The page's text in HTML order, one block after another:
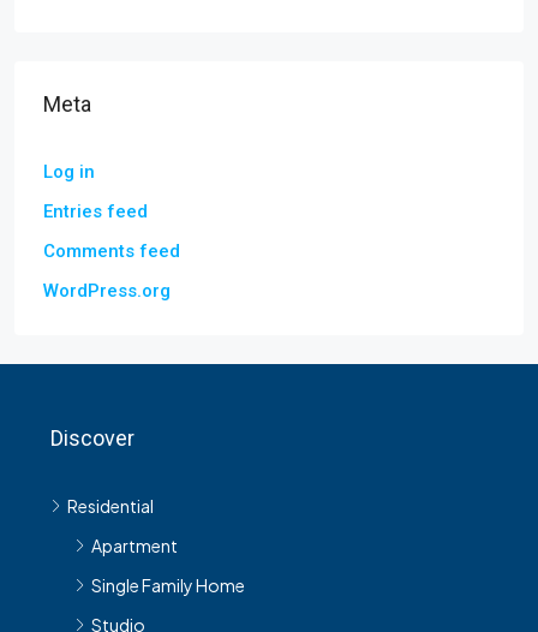
Meta
Log in
Entries feed
Comments feed
WordPress.org
Discover
Residential
Apartment
Single Family Home
Studio